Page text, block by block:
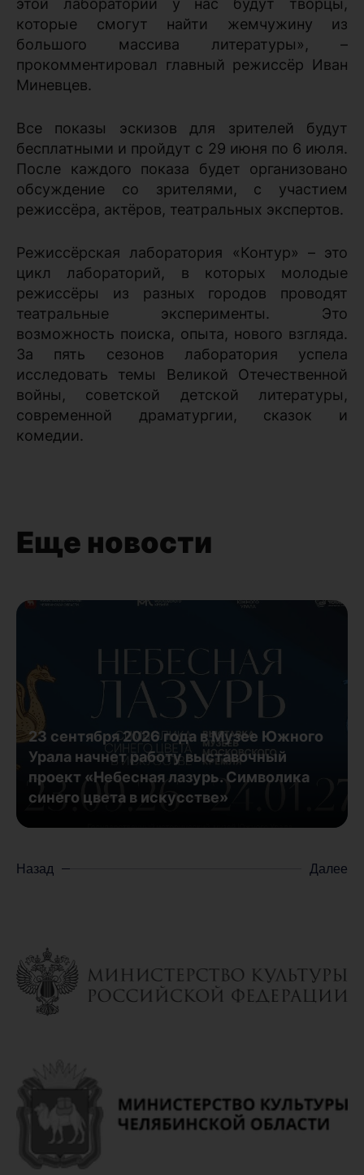
этой лаборатории у нас будут творцы,
которые смогут найти жемчужину из
большого массива литературы», –
прокомментировал главный режиссёр Иван
Миневцев.
Все показы эскизов для зрителей будут
бесплатными и пройдут с 29 июня по 6 июля.
После каждого показа будет организовано
обсуждение со зрителями, с участием
режиссёра, актёров, театральных экспертов.
Режиссёрская лаборатория «Контур» – это
цикл лабораторий, в которых молодые
режиссёры из разных городов проводят
театральные эксперименты. Это
возможность поиска, опыта, нового взгляда.
За пять сезонов лаборатория успела
исследовать темы Великой Отечественной
войны, советской детской литературы,
современной драматургии, сказок и
комедии.
Еще новости
23 сентября 2026 года в Музее Южного
Урала начнет работу выставочный
проект «Небесная лазурь. Символика
синего цвета в искусстве»
Назад Далее